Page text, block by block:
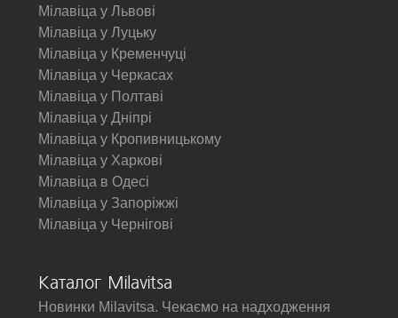
Мілавіца у Львові
Мілавіца у Луцьку
Мілавіца у Кременчуці
Мілавіца у Черкасах
Мілавіца у Полтаві
Мілавіца у Дніпрі
Мілавіца у Кропивницькому
Мілавіца у Харкові
Мілавіца в Одесі
Мілавіца у Запоріжжі
Мілавіца у Чернігові
Каталог Milavitsa
Новинки Milavitsa. Чекаємо на надходження